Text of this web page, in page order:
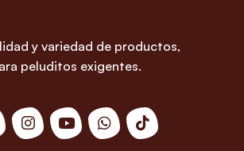
y variedad de productos,
peluditos exigentes.